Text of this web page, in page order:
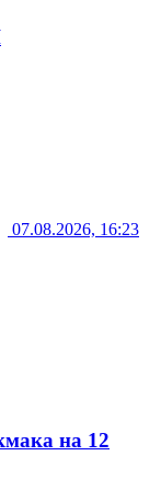
07.08.2026, 16:23
на 12